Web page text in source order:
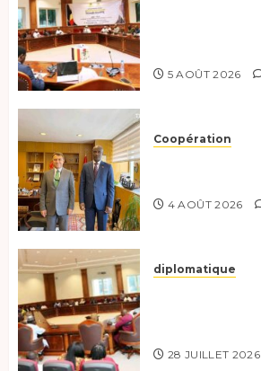
5 AOÛT 2026
Coopération
4 AOÛT 2026
diplomatique
28 JUILLET 2026